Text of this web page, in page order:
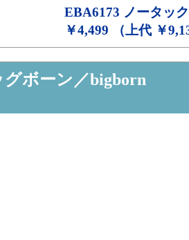
EBA6173 ノータッ
￥4,499 （上代 ￥
ボーン／bigborn